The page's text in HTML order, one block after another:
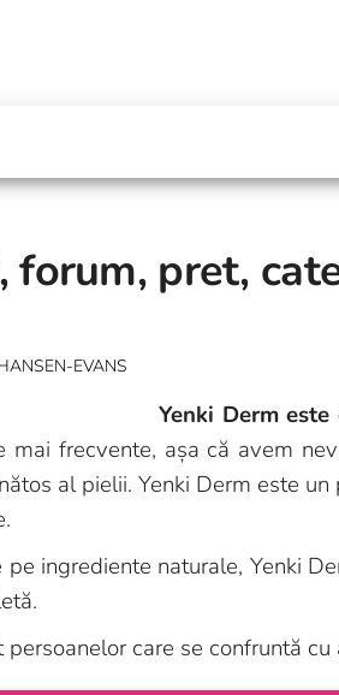
forum, pret,
EVANS
Yenki Derm
frecvente, așa că avem
al pielii. Yenki Derm este
ingrediente naturale, Yenki
care se confruntă